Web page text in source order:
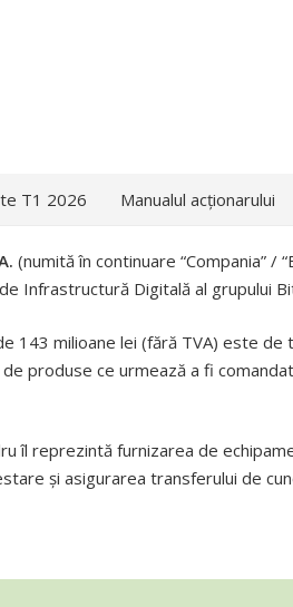
T1 2026 Manualul acționarului
(numită în continuare “Compania”
Infrastructură Digitală al grupului
143 milioane lei (fără TVA) este
produse ce urmează a fi
îl reprezintă furnizarea de
și asigurarea transferului de